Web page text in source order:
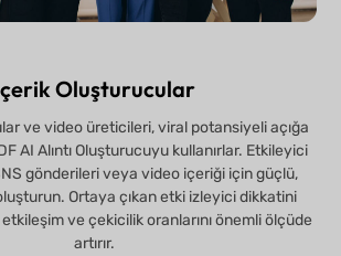
Oluşturucular
ve video üreticileri, viral potansiyeli açığa
AI Alıntı Oluşturucuyu kullanırlar. Etkileyici
gönderileri veya video içeriği için güçlü,
Ortaya çıkan etki izleyici dikkatini
ve çekicilik oranlarını önemli ölçüde
artırır.